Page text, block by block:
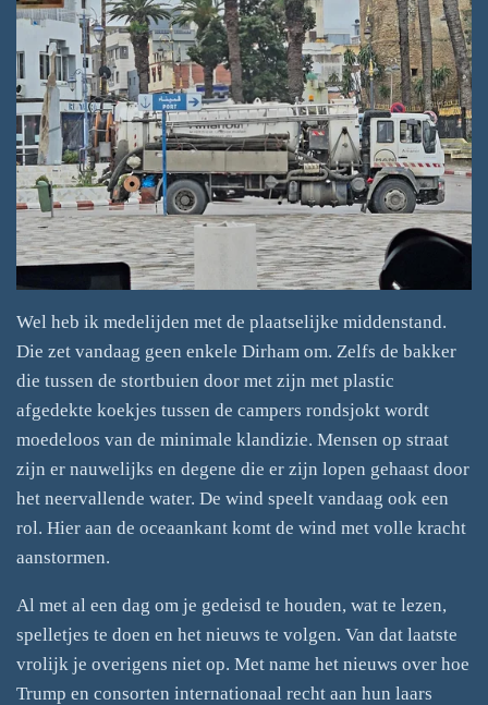
Wel heb ik medelijden met de plaatselijke middenstand.
Die zet vandaag geen enkele Dirham om. Zelfs de bakker
die tussen de stortbuien door met zijn met plastic
afgedekte koekjes tussen de campers rondsjokt wordt
moedeloos van de minimale klandizie. Mensen op straat
zijn er nauwelijks en degene die er zijn lopen gehaast door
het neervallende water. De wind speelt vandaag ook een
rol. Hier aan de oceaankant komt de wind met volle kracht
aanstormen.
Al met al een dag om je gedeisd te houden, wat te lezen,
spelletjes te doen en het nieuws te volgen. Van dat laatste
vrolijk je overigens niet op. Met name het nieuws over hoe
Trump en consorten internationaal recht aan hun laars